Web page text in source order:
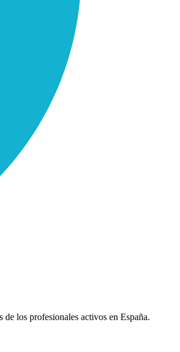
los profesionales activos en España.